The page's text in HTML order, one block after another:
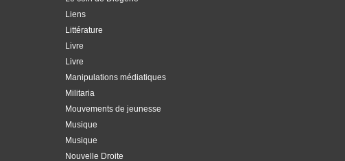
Liens
Littérature
Livre
Livre
Manipulations médiatiques
Militaria
Mouvements de jeunesse
Musique
Musique
Nouvelle Droite